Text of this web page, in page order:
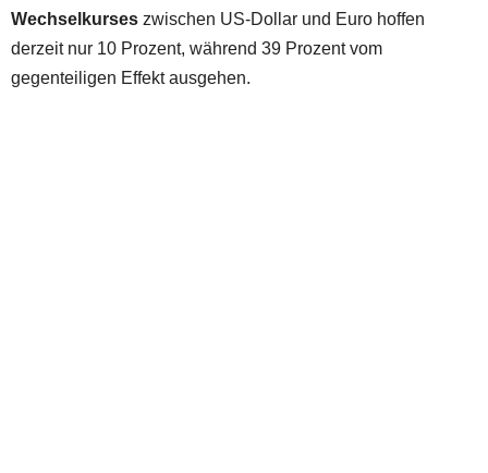
Wechselkurses zwischen US-Dollar und Euro hoffen
derzeit nur 10 Prozent, während 39 Prozent vom
gegenteiligen Effekt ausgehen.